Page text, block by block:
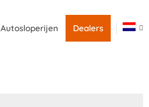
Autosloperijen Dealers